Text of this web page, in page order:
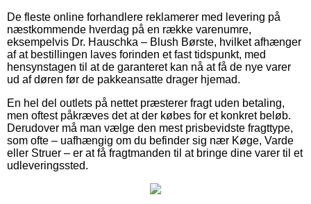
De fleste online forhandlere reklamerer med levering på
næstkommende hverdag på en række varenumre,
eksempelvis Dr. Hauschka – Blush Børste, hvilket afhænger
af at bestillingen laves forinden et fast tidspunkt, med
hensynstagen til at de garanteret kan nå at få de nye varer
ud af døren før de pakkeansatte drager hjemad.
En hel del outlets på nettet præsterer fragt uden betaling,
men oftest påkræves det at der købes for et konkret beløb.
Derudover må man vælge den mest prisbevidste fragttype,
som ofte – uafhængig om du befinder sig nær Køge, Varde
eller Struer – er at få fragtmanden til at bringe dine varer til et
udleveringssted.